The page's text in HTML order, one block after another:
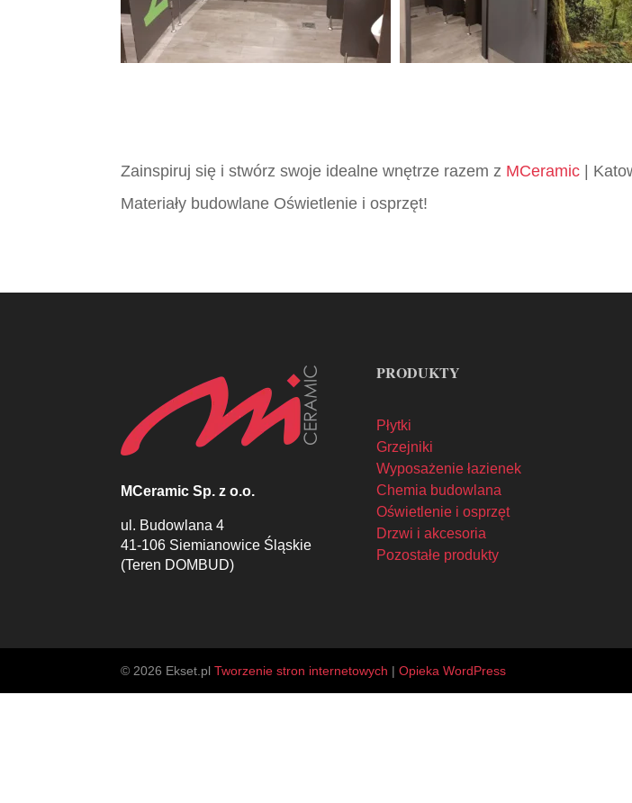
Zainspiruj się i stwórz swoje idealne wnętrze razem z MCeramic |
Materiały budowlane Oświetlenie i osprzęt!
MCeramic Sp. z o.o.
ul. Budowlana 4
41-106 Siemianowice Śląskie
(Teren DOMBUD)
PRODUKTY
Płytki
Grzejniki
Wyposażenie łazienek
Chemia budowlana
Oświetlenie i osprzęt
Drzwi i akcesoria
Pozostałe produkty
© 2026 Ekset.plTworzenie stron internetowych |Opieka WordPress